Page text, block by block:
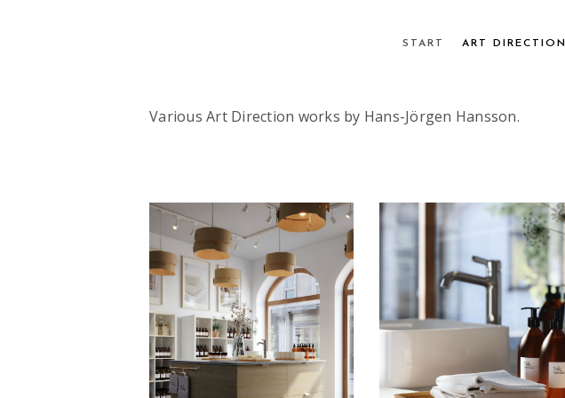
START ART DIRECTION
Various Art Direction works by Hans-Jörgen Hansson.